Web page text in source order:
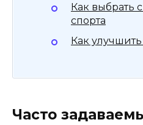
Как выбрать
спорта
Как улучшить
Часто